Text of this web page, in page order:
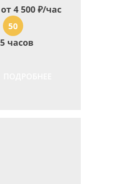
от 4 500₽/час
50
5 часов